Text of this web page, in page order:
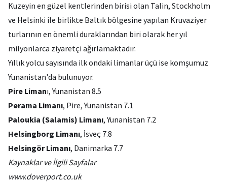
Kuzeyin en güzel kentlerinden birisi olan Talin, Stockholm
ve Helsinki ile birlikte Baltık bölgesine yapılan Kruvaziyer
turlarının en önemli duraklarından biri olarak her yıl
milyonlarca ziyaretçi ağırlamaktadır.
Yıllık yolcu sayısında ilk ondaki limanlar üçü ise komşumuz
Yunanistan'da bulunuyor.
Pire Limanı, Yunanistan 8.5
Perama Limanı, Pire, Yunanistan 7.1
Paloukia (Salamis) Limanı, Yunanistan 7.2
Helsingborg Limanı, İsveç 7.8
Helsingör Limanı, Danimarka 7.7
Kaynaklar ve İlgili Sayfalar
www.doverport.co.uk